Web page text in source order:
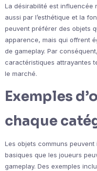
La désirabilité est influencée
aussi par l’esthétique et la
peuvent préférer des objets
apparence, mais qui offrent
de gameplay. Par
caractéristiques attrayantes
le marché.
Exemples
chaque
Les objets communs
basiques que les joueurs
gameplay. Des exemples